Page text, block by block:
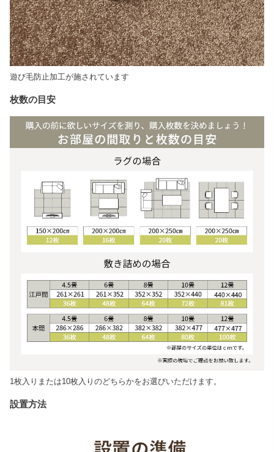
遊び毛防止加工が施されています
枚数の目安
1枚入りまたは10枚入りのどちらかをお選びいただけます。
設置方法